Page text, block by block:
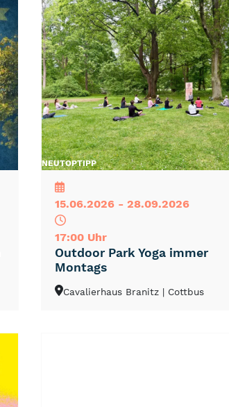
NEUTOPTIPP
15.06.2026 - 28.09.2026
17:00 Uhr
Outdoor Park Yoga immer
Montags
Cavalierhaus Branitz | Cottbus